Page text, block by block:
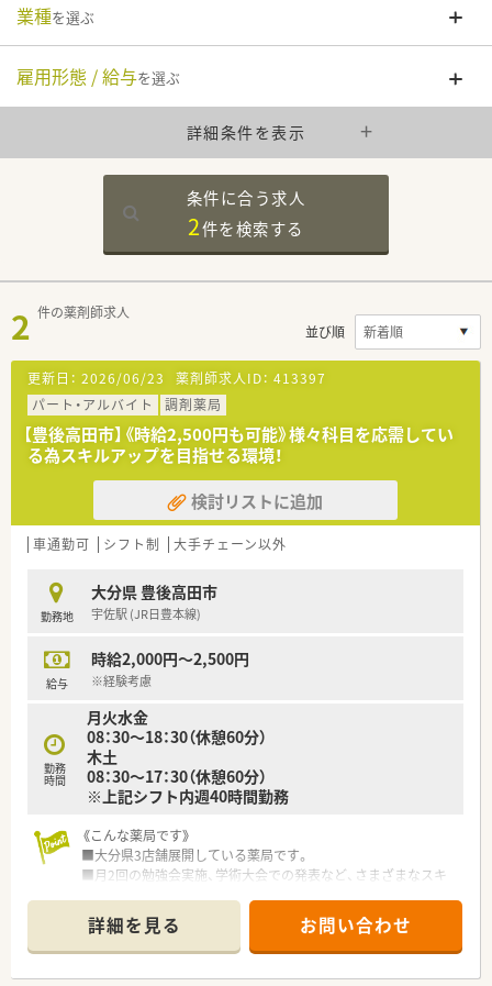
業種を選ぶ
雇用形態 / 給与を選ぶ
詳細条件を表示
条件に合う求人
2件を検索する
2 件の薬剤師求人
並び順
更新日： 2026/06/23 薬剤師求人ID： 413397
パート・アルバイト
調剤薬局
【豊後高田市】《時給2,500円も可能》様々科目を応需してい
る為スキルアップを目指せる環境！
検討リストに追加
車通勤可 シフト制 大手チェーン以外
勤務地
大分県 豊後高田市
宇佐駅 (JR日豊本線)
給与
時給2,000円～2,500円
※経験考慮
勤務
時間
月火水金
08：30～18：30（休憩60分）
木土
08：30～17：30（休憩60分）
※上記シフト内週40時間勤務
《こんな薬局です》
■大分県3店舗展開している薬局です。
■月2回の勉強会実施、学術大会での発表など、さまざまなスキ
■
詳細を見る お問い合わせ